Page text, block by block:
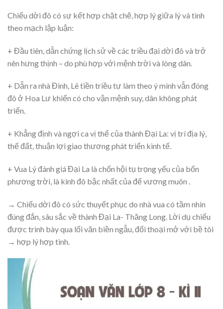
Chiếu dời đô có sự kết hợp chặt chẽ, hợp lý giữa lý và tình
theo mạch lập luận:
+ Đầu tiên, dẫn chứng lịch sử về các triều đại dời đô và trở
nên hưng thịnh – do phù hợp với mệnh trời và lòng dân.
+ Dẫn ra nhà Đinh, Lê tiền triều tự làm theo ý mình vẫn đóng
đô ở Hoa Lư khiến có cho vận mệnh suy, dân không phát
triển.
+ Khẳng định và ngợi ca vị thế của thành Đại La: vị trí địa lý,
thế đất, thuận lợi giao thương phát triển kinh tế.
+ Vua Lý đánh giá Đại La là chốn hội tụ trọng yếu của bốn
phương trời, là kinh đô bậc nhất của đế vương muôn .
→ Chiếu dời đô có sức thuyết phục do nhà vua có tầm nhìn
đúng đắn, sâu sắc về thành Đại La- Thăng Long. Lời dụ chiếu
được trình bày qua lối văn biền ngẫu, đối thoại mở với bề tôi
→ hợp lý hợp tình.